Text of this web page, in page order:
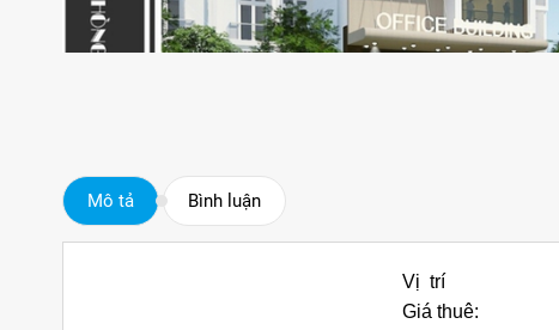
Mô tả Bình luận
Vị trí
Giá thuê: